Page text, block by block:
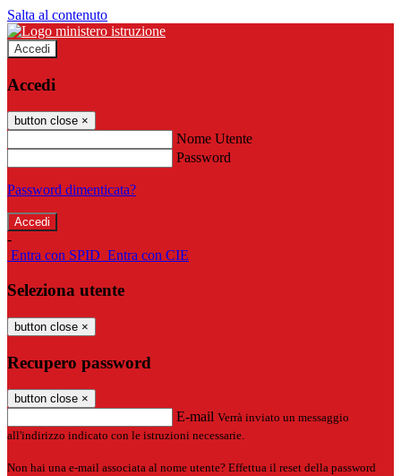
Salta al contenuto
Accedi
Accedi
button close ×
Nome Utente
Password
Password dimenticata?
-
Entra con SPID Entra con CIE
Seleziona utente
button close ×
Recupero password
button close ×
E-mail Verrà inviato un messaggio
all'indirizzo indicato con le istruzioni necessarie.
Non hai una e-mail associata al nome utente? Effettua il reset della password